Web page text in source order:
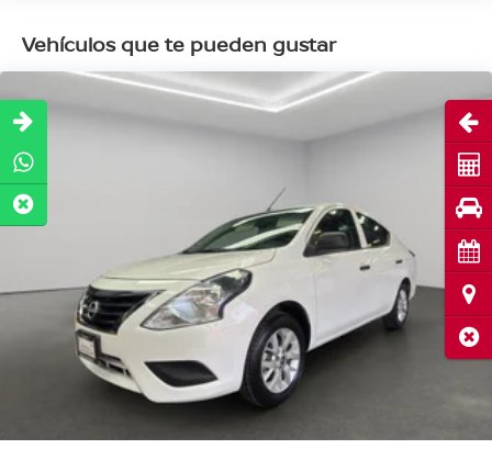
Vehículos que te pueden gustar